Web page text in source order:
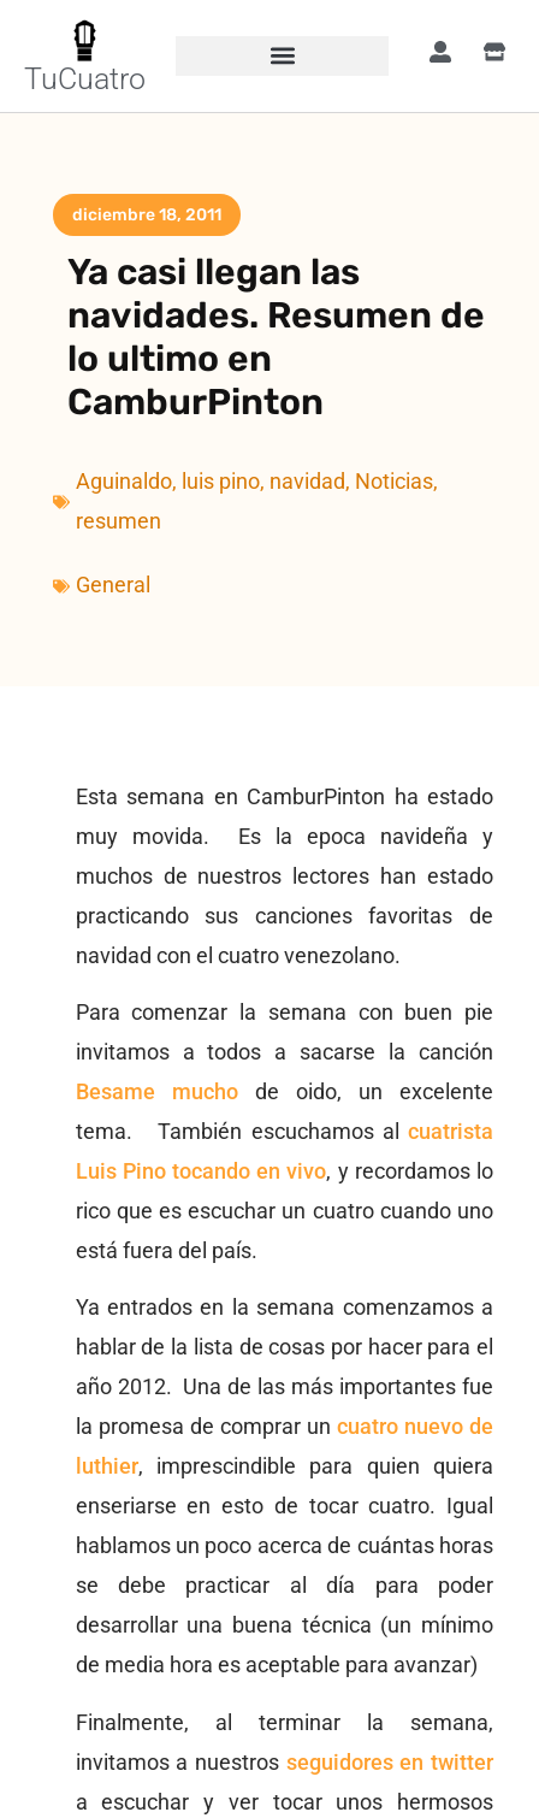
TuCuatro
diciembre 18, 2011
Ya casi llegan las
navidades. Resumen de
lo ultimo en
CamburPinton
Aguinaldo, luis pino, navidad, Noticias,
resumen
General
Esta semana en CamburPinton ha estado
muy movida. Es la epoca navideña y
muchos de nuestros lectores han estado
practicando sus canciones favoritas de
navidad con el cuatro venezolano.
Para comenzar la semana con buen pie
invitamos a todos a sacarse la canción
Besame muchode oido, un excelente
tema. También escuchamos alcuatrista
Luis Pino tocando en vivo, y recordamos lo
rico que es escuchar un cuatro cuando uno
está fuera del país.
Ya entrados en la semana comenzamos a
hablar de la lista de cosas por hacer para el
año 2012. Una de las más importantes fue
la promesa de comprar un cuatro nuevo de
luthier, imprescindible para quien quiera
enseriarse en esto de tocar cuatro. Igual
hablamos un poco acerca de cuántas horas
se debe practicar al día para poder
desarrollar una buena técnica (un mínimo
de media hora es aceptable para avanzar)
Finalmente, al terminar la semana,
invitamos a nuestros seguidores en twitter
a escuchar y ver tocar unos hermosos